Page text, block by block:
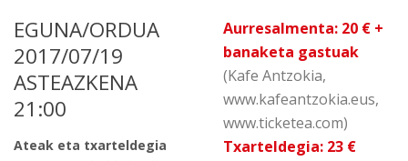
EGUNA/ORDUA
2017/07/19
ASTEAZKENA
21:00
Ateak eta txarteldegia
Aurresalmenta: 20 € +
banaketa gastuak
(Kafe Antzokia,
www.kafeantzokia.eus,
www.ticketea.com)
Txarteldegia: 23 €